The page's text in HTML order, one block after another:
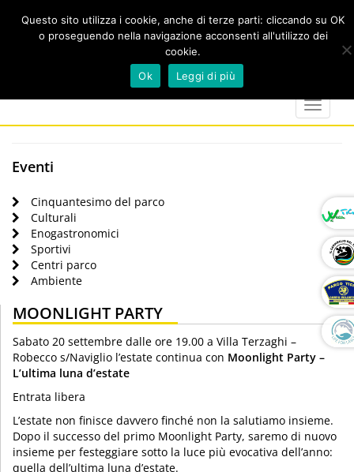
marker
calendar
Toggle
Eventi
Cinquantesimo del parco
Culturali
Enogastronomici
Sportivi
Centri parco
Ambiente
MOONLIGHT PARTY
Sabato 20 settembre dalle ore 19.00 a Villa Terzaghi –
Robecco s/Naviglio l’estate continua con Moonlight Party –
L’ultima luna d’estate
Entrata libera
L’estate non finisce davvero finché non la salutiamo insieme.
Dopo il successo del primo Moonlight Party, saremo di nuovo
insieme per festeggiare sotto la luce più evocativa dell’anno:
quella dell’ultima luna d’estate.
Questo sito utilizza i cookie, anche di terze parti: cliccando su OK
o proseguendo nella navigazione acconsenti all'utilizzo dei
cookie.
Ok
Leggi di più